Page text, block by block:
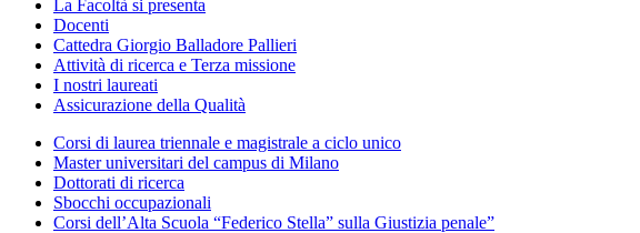
La Facoltà si presenta
Docenti
Cattedra Giorgio Balladore Pallieri
Attività di ricerca e Terza missione
I nostri laureati
Assicurazione della Qualità
Corsi di laurea triennale e magistrale a ciclo unico
Master universitari del campus di Milano
Dottorati di ricerca
Sbocchi occupazionali
Corsi dell’Alta Scuola “Federico Stella” sulla Giustizia penale”